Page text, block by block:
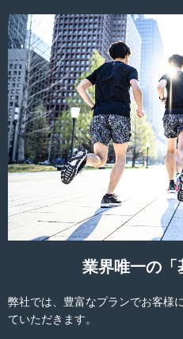
業界唯一の「
弊社では、豊富なプランでお客様
ていただきます。